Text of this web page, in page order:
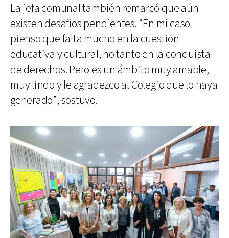
La jefa comunal también remarcó que aún
existen desafíos pendientes. “En mi caso
pienso que falta mucho en la cuestión
educativa y cultural, no tanto en la conquista
de derechos. Pero es un ámbito muy amable,
muy lindo y le agradezco al Colegio que lo haya
generado”, sostuvo.